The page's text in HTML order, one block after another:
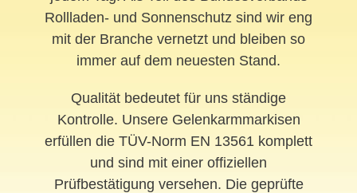
Rollladen- und Sonnenschutz sind wir eng
mit der Branche vernetzt und bleiben so
immer auf dem neuesten Stand.
Qualität bedeutet für uns ständige
Kontrolle. Unsere Gelenkarmmarkisen
erfüllen die TÜV-Norm EN 13561 komplett
und sind mit einer offiziellen
Prüfbestätigung versehen. Die geprüfte